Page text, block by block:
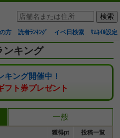
方 読者ﾗﾝｷﾝｸﾞ イベ日検索 ｻﾑﾈｲﾙ設定
ンキング
キング開催中！
フト券プレゼント
一般
獲得pt 投稿一覧